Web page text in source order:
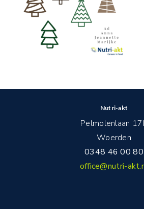
Nutri-akt
Pelmolenlaan
Woerden
0348 46 00 80
office@nutri-